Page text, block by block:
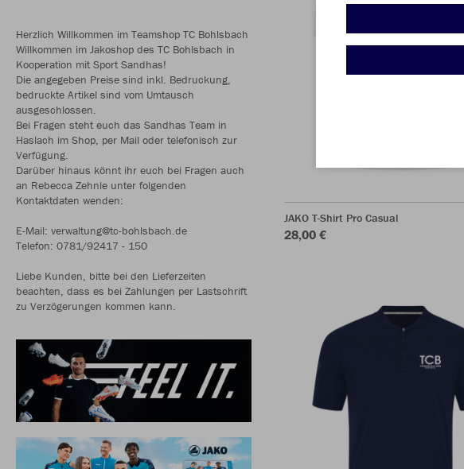
Herzlich Willkommen im Teamshop TC Bohlsbach
Willkommen im Jakoshop des TC Bohlsbach in
Kooperation mit Sport Sandhas!
Die angegeben Preise sind inkl. Bedruckung,
bedruckte Artikel sind vom Umtausch
ausgeschlossen.
Bei Fragen steht euch das Sandhas Team in
Haslach im Shop, per Mail oder telefonisch zur
Verfügung.
Darüber hinaus könnt ihr euch bei Fragen auch
an Rebecca Zehnle unter folgenden
Kontaktdaten wenden:
E-Mail: verwaltung@tc-bohlsbach.de
Telefon: 0781/92417 - 150
Liebe Kunden, bitte bei den Lieferzeiten
beachten, dass es bei Zahlungen per Lastschrift
zu Verzögerungen kommen kann.
JAKO T-Shirt Pro Casual
28,00 €